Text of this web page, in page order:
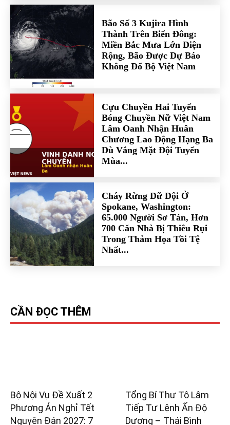
Bão Số 3 Kujira Hình
Thành Trên Biển Đông:
Miền Bắc Mưa Lớn Diện
Rộng, Bão Được Dự Báo
Không Đổ Bộ Việt Nam
Cựu Chuyền Hai Tuyển
Bóng Chuyền Nữ Việt Nam
Lâm Oanh Nhận Huân
Chương Lao Động Hạng Ba
Dù Vắng Mặt Đội Tuyển
Mùa...
Cháy Rừng Dữ Dội Ở
Spokane, Washington:
65.000 Người Sơ Tán, Hơn
700 Căn Nhà Bị Thiêu Rụi
Trong Thảm Họa Tồi Tệ
Nhất...
CẦN ĐỌC THÊM
Bộ Nội Vụ Đề Xuất 2
Phương Án Nghỉ Tết
Nguyên Đán 2027: 7
Tổng Bí Thư Tô Lâm
Tiếp Tư Lệnh Ấn Độ
Dương – Thái Bình